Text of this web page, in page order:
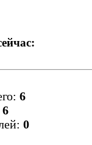
6
6
0